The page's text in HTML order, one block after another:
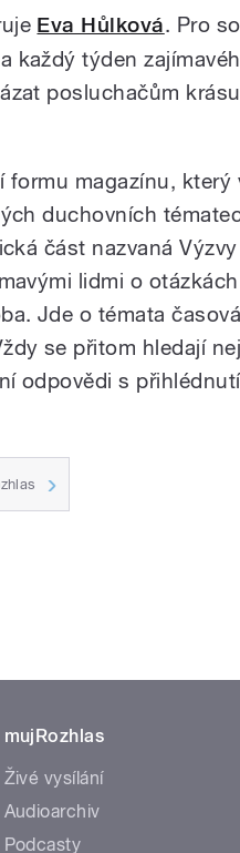
Eva Hůlková. Pro
každý týden
posluchačům
formu magazínu,
duchovních
část nazvaná
lidmi o
Jde o témata
se přitom hledají
odpovědi s
mujRozhlas
Živé vysílání
Audioarchiv
Podcasty